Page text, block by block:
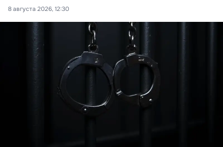
8 августа 2026, 12:30